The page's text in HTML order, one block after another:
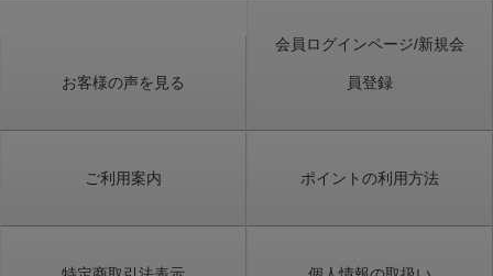
お客様の声を見る
会員ログインページ/新規会
員登録
ご利用案内 ポイントの利用方法